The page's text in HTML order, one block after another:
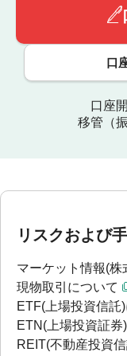
口
口座
移管（
リスクおよび
マーケット情報(株
現物取引について
ETF(上場投資信託
ETN(上場投資証券
REIT(不動産投資